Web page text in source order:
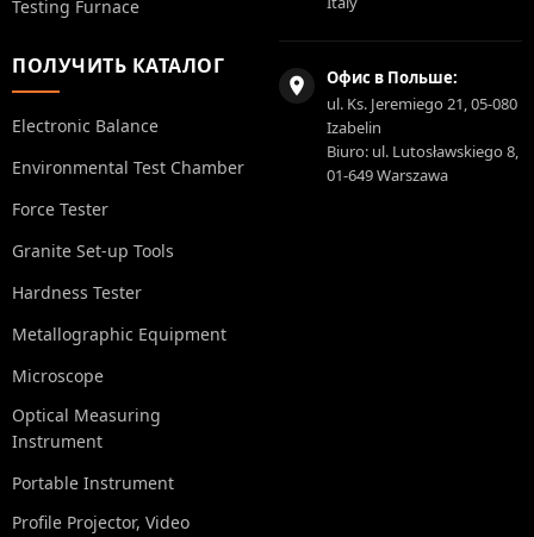
Testing Furnace
ПОЛУЧИТЬ КАТАЛОГ
Electronic Balance
Environmental Test Chamber
Force Tester
Granite Set-up Tools
Hardness Tester
Metallographic Equipment
Microscope
Optical Measuring
Instrument
Portable Instrument
Profile Projector, Video
Офис в Польше:
ul. Ks. Jeremiego 21, 05-080
Izabelin
Biuro: ul. Lutosławskiego 8,
01-649 Warszawa